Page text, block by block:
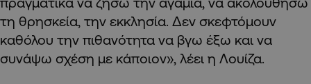
τη θρησκεία, την εκκλησία. Δεν σκεφτόμουν
καθόλου την πιθανότητα να βγω έξω και να
συνάψω σχέση με κάποιον», λέει η Λουίζα.